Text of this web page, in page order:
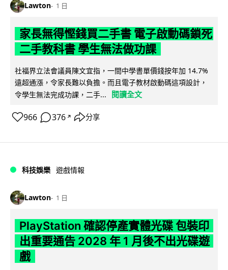
Lawton 1 日
家長無得慳錢買二手書 電子啟動碼鎖死
二手教科書 學生無法做功課
社福界立法會議員陳文宜指，一間中學書單價錢按年加 14.7%
遠超通漲，令家長難以負擔。而且電子教材啟動碼這項設計，
令學生無法完成功課，二手...
閱讀全文
966 376 ↗ 分享
科技娛樂 遊戲情報
Lawton 1 日
PlayStation 確認停產實體光碟 包裝印
出重要通告 2028 年 1 月後不出光碟遊
戲